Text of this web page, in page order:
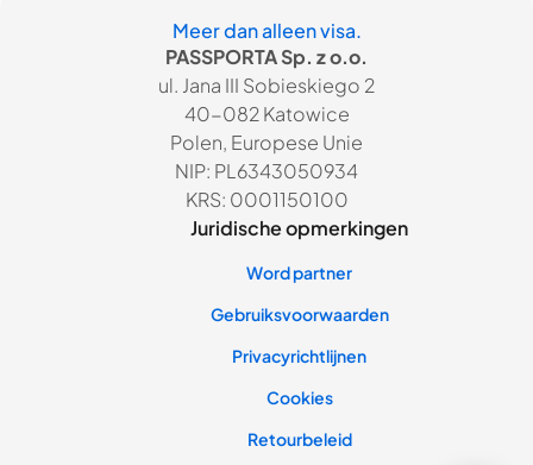
Meer dan alleen visa.
PASSPORTA Sp. z o.o.
ul. Jana III Sobieskiego 2
40-082 Katowice
Polen, Europese Unie
NIP: PL6343050934
KRS: 0001150100
Juridische opmerkingen
Word partner
Gebruiksvoorwaarden
Privacyrichtlijnen
Cookies
Retourbeleid